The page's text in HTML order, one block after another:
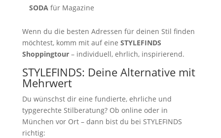
SODAfür Magazine
Wenn du die besten Adressen für deinen Stil finden
möchtest, komm mit auf eine STYLEFINDS
Shoppingtour– individuell, ehrlich, inspirierend.
STYLEFINDS: Deine Alternative mit
Mehrwert
Du wünschst dir eine fundierte, ehrliche und
typgerechte Stilberatung? Ob online oder in
München vor Ort – dann bist du bei STYLEFINDS
richtig: